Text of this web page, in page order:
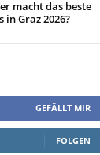
macht das beste
in Graz 2026?
GEFÄLLT MIR
FOLGEN